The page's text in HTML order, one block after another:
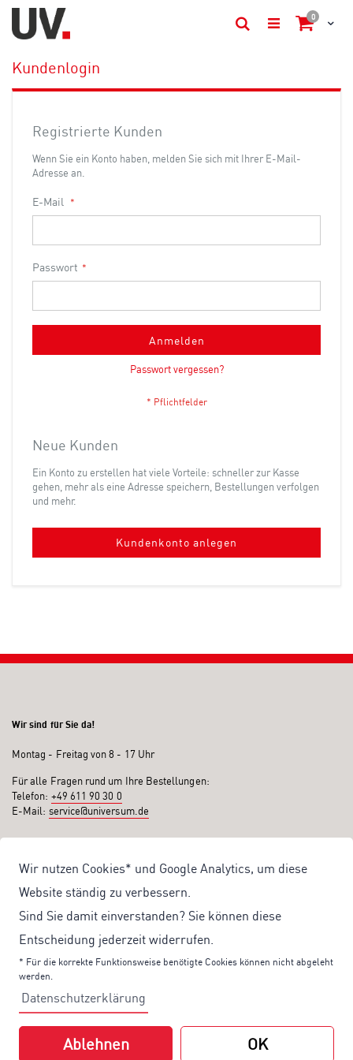
Wir nutzen Cookies* und Google Analytics, um diese
Website ständig zu verbessern.
Sind Sie damit einverstanden? Sie können diese
Entscheidung jederzeit widerrufen.
* Für die korrekte Funktionsweise benötigte Cookies können nicht abgeleht
werden.
Datenschutzerklärung
Ablehnen OK
Cart
0items
Suche
Kundenlogin
Registrierte Kunden
Wenn Sie ein Konto haben, melden Sie sich mit Ihrer E-Mail-
Adresse an.
E-Mail
Passwort
Anmelden
Passwort vergessen?
Neue Kunden
Ein Konto zu erstellen hat viele Vorteile: schneller zur Kasse
gehen, mehr als eine Adresse speichern, Bestellungen verfolgen
und mehr.
Kundenkonto anlegen
Wir sind für Sie da!
Montag - Freitag von 8 - 17 Uhr
Für alle Fragen rund um Ihre Bestellungen:
Telefon: +49 611 90 30 0
E-Mail: service@universum.de
Kostenloser Versand ab 50€ Bestellwert
Sicher Einkaufen: Rechnung, PayPal
Produktentwicklung von eigener Fachredaktion
Sonderaktionen & Preisvorteile
Aktuelle News zu unseren Shop-Angeboten
Mit unserem Newsletter UV-Report informieren wir Sie regelmäßig über
aktuelle Angebote und neue Produkte:
geht es zu unserem Newsletter.